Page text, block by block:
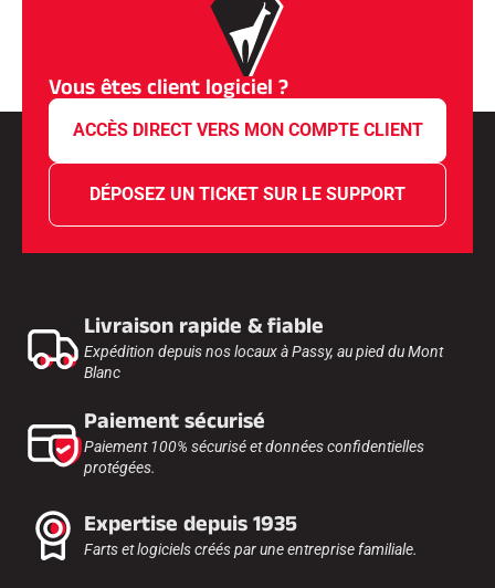
Vous êtes client logiciel ?
ACCÈS DIRECT VERS MON COMPTE CLIENT
DÉPOSEZ UN TICKET SUR LE SUPPORT
Livraison rapide & fiable
Expédition depuis nos locaux à Passy, au pied du Mont
Blanc
Paiement sécurisé
Paiement 100% sécurisé et données confidentielles
protégées.
Expertise depuis 1935
Farts et logiciels créés par une entreprise familiale.